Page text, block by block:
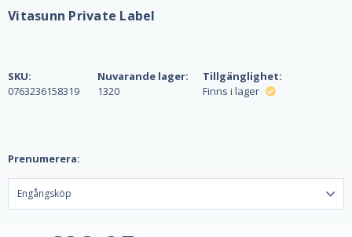
Vitasunn Private Label
SKU:
0763236158319
Nuvarande lager:
1320
Tillgänglighet:
Finns i lager
Prenumerera: